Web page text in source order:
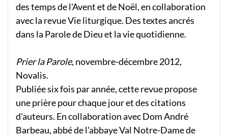
des temps de l'Avent et de Noël, en collaboration
avec la revue Vie liturgique. Des textes ancrés
dans la Parole de Dieu et la vie quotidienne.
Prier la Parole, novembre-décembre 2012,
Novalis.
Publiée six fois par année, cette revue propose
une prière pour chaque jour et des citations
d'auteurs. En collaboration avec Dom André
Barbeau, abbé de l'abbaye Val Notre-Dame de